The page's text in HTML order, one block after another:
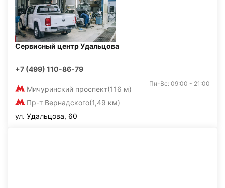
Сервисный центр Удальцова
+7 (499) 110-86-79
Мичуринский проспект(116 м)
Пр-т Вернадского(1,49 км)
Пн-Вс: 09:00 - 21:00
ул. Удальцова, 60